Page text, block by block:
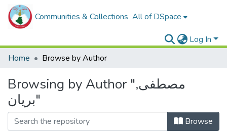
Communities & Collections All of DSpace
Log In
Home
Browse by Author
Browsing by Author "مصطفى,
بريان"
Browse